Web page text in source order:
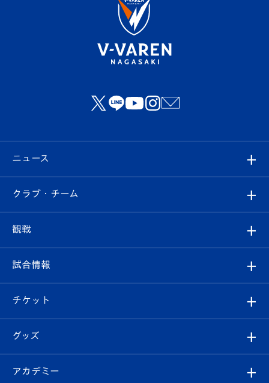
ニュース
すべて
クラブ
試合情報
チケット
イベント
クラブ・チーム
クラブ概要
エンブレム紹介
スタッフプロフィール
観戦
観戦ルール
はじめての観戦ガイド
Revive Team
試合情報
試合日程/結果
フォトギャラリー
チケット
チケット
グッズ
オンラインショップ
アカデミー